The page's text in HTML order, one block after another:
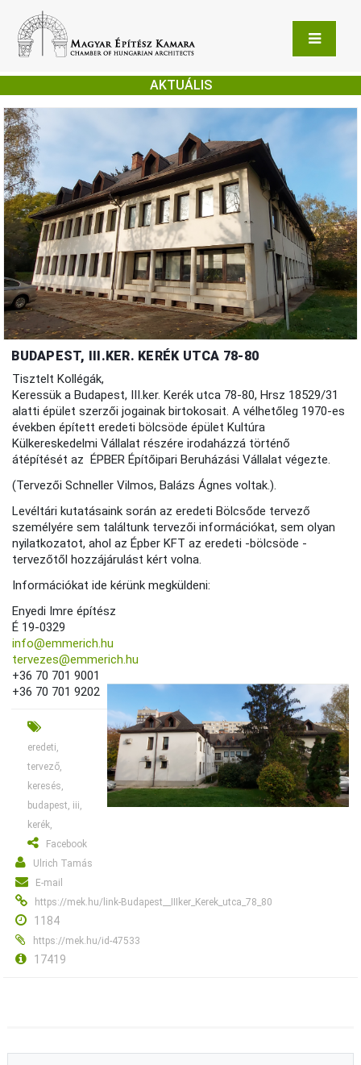
AKTUÁLIS
BUDAPEST, III.KER. KERÉK UTCA 78-80
Tisztelt Kollégák,
Keressük a Budapest, III.ker. Kerék utca 78-80, Hrsz 18529/31
alatti épület szerzői jogainak birtokosait. A vélhetőleg 1970-es
években épített eredeti bölcsöde épület Kultúra
Külkereskedelmi Vállalat részére irodaházzá történő
átépítését az ÉPBER Építőipari Beruházási Vállalat végezte.
(Tervezői Schneller Vilmos, Balázs Ágnes voltak.).
Levéltári kutatásaink során az eredeti Bölcsőde tervező
személyére sem találtunk tervezői információkat, sem olyan
nyilatkozatot, ahol az Épber KFT az eredeti -bölcsöde -
tervezőtől hozzájárulást kért volna.
Információkat ide kérünk megküldeni:
Enyedi Imre építész
É 19-0329
info@emmerich.hu
tervezes@emmerich.hu
+36 70 701 9001
+36 70 701 9202
eredeti,
tervező,
keresés,
budapest, iii,
kerék,
Facebook
Ulrich Tamás
E-mail
https://mek.hu/link-Budapest__IIIker_Kerek_utca_78_80
1184
https://mek.hu/id-47533
17419